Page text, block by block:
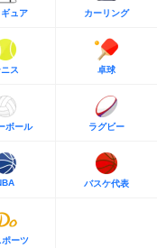
ュア カーリング
ス 卓球
ボール ラグビー
バスケ代表
ポーツ